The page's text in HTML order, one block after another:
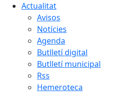
Actualitat
Avisos
Notícies
Agenda
Butlletí digital
Butlletí municipal
Rss
Hemeroteca